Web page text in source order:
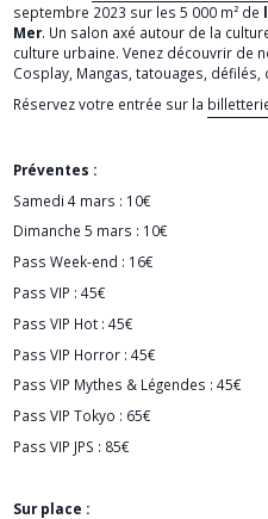
septembre 2023 sur les 5 000 m² de
Mer. Un salon axé autour de la
culture urbaine. Venez découvrir de
Cosplay, Mangas, tatouages,
Réservez votre entrée sur la
Préventes :
Samedi 4 mars : 10€
Dimanche 5 mars : 10€
Pass Week-end : 16€
Pass VIP : 45€
Pass VIP Hot : 45€
Pass VIP Horror : 45€
Pass VIP Mythes & Légendes : 45€
Pass VIP Tokyo : 65€
Pass VIP JPS : 85€
Sur place :